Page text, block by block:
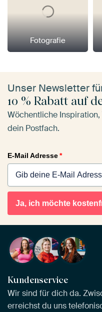
Fotografie
Unser Newsletter
10 % Rabatt auf
Wöchentliche
dein Postfach.
E-Mail Adresse*
Ja, ich möchte
Kundenservice
Wir sind für dich da.
erreichst du uns